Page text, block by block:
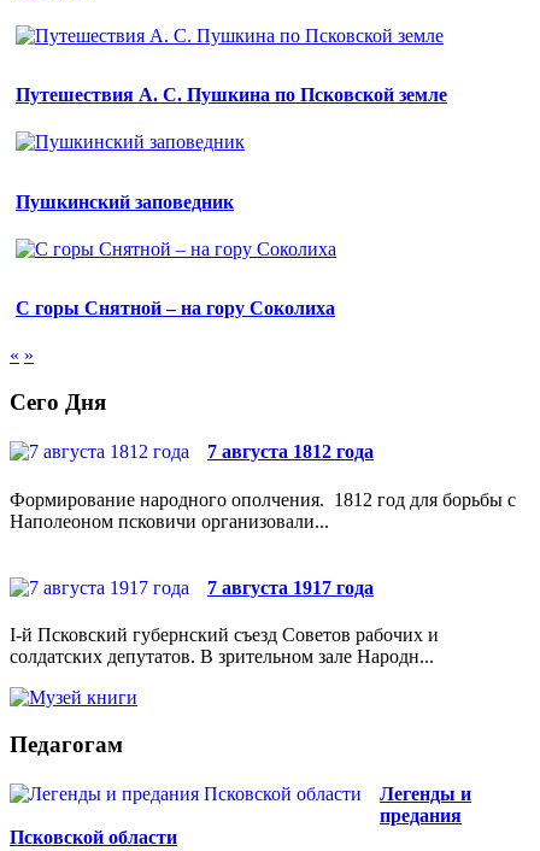
Путешествия А. С. Пушкина по Псковской земле
Пушкинский заповедник
С горы Снятной – на гору Соколиха
« »
Сего Дня
7 августа 1812 года
Формирование народного ополчения. 1812 год для борьбы с
Наполеоном псковичи организовали...
7 августа 1917 года
I-й Псковский губернский съезд Советов рабочих и
солдатских депутатов. В зрительном зале Народн...
Педагогам
Легенды и
предания
Псковской области